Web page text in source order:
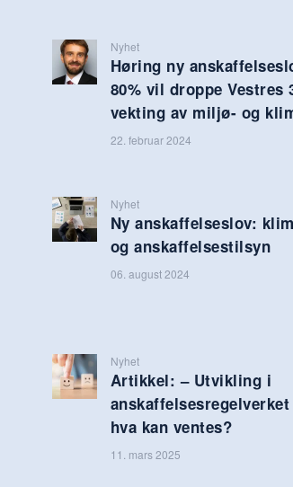
Nyhet
Høring ny
80% vil droppe Vestres
vekting av miljø- og
22. februar 2024
Nyhet
Ny anskaffelseslov:
og anskaffelsestilsyn
06. august 2024
Nyhet
Artikkel: – Utvikling i
hva kan ventes?
11. mars 2025